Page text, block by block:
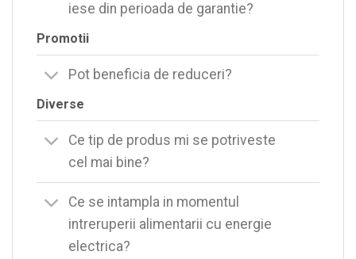
iese din perioada de garantie?
Promotii
Pot beneficia de reduceri?
Diverse
Ce tip de produs mi se potriveste
cel mai bine?
Ce se intampla in momentul
intreruperii alimentarii cu energie
electrica?